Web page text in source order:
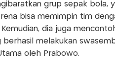
grup sepak bola,
bisa memimpin tim
dia juga
berhasil melakukan
oleh Prabowo.